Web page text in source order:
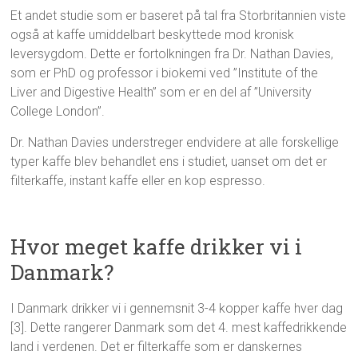
Et andet studie som er baseret på tal fra Storbritannien viste
også at kaffe umiddelbart beskyttede mod kronisk
leversygdom. Dette er fortolkningen fra Dr. Nathan Davies,
som er PhD og professor i biokemi ved ”Institute of the
Liver and Digestive Health” som er en del af ”University
College London”.
Dr. Nathan Davies understreger endvidere at alle forskellige
typer kaffe blev behandlet ens i studiet, uanset om det er
filterkaffe, instant kaffe eller en kop espresso.
Hvor meget kaffe drikker vi i
Danmark?
I Danmark drikker vi i gennemsnit 3-4 kopper kaffe hver dag
[3]. Dette rangerer Danmark som det 4. mest kaffedrikkende
land i verdenen. Det er filterkaffe som er danskernes